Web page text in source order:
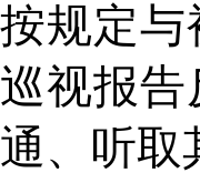
按规定与
巡视报
通、听取